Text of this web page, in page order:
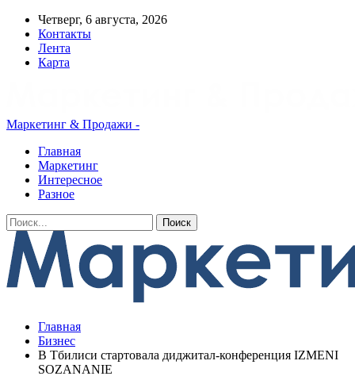
Четверг, 6 августа, 2026
Контакты
Лента
Карта
Маркетинг & Продажи -
Главная
Маркетинг
Интересное
Разное
Главная
Бизнес
В Тбилиси стартовала диджитал-конференция IZMENI
SOZANANIE